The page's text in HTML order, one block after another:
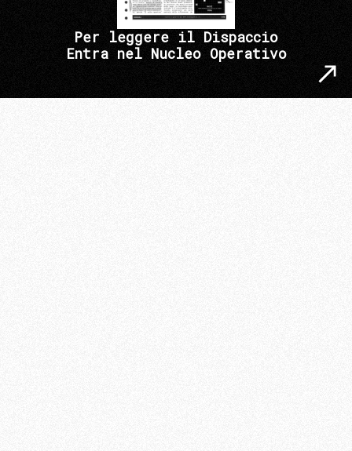
Per leggere il Dispaccio
Entra nel Nucleo Operativo